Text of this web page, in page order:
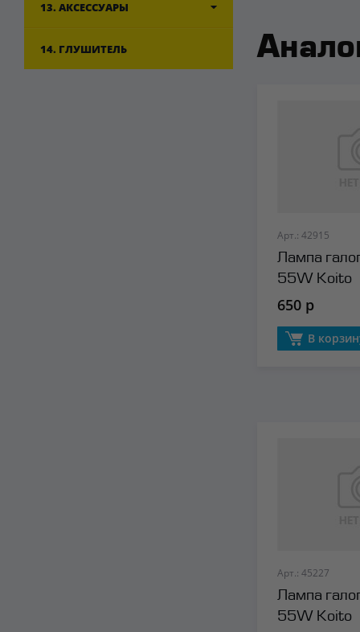
13. АКСЕССУАРЫ
14. ГЛУШИТЕЛЬ
Арт.: 42915
Лампа
55W Koito
650 р
В
Арт.: 45227
Лампа
55W Koito